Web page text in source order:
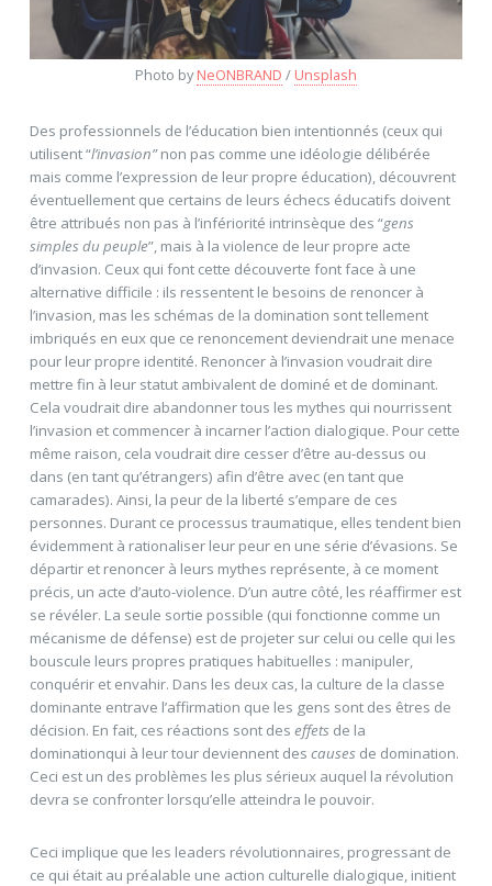
Photo byNeONBRAND / Unsplash
Des professionnels de l’éducation bien intentionnés (ceux qui
utilisent “l’invasion”non pas comme une idéologie délibérée
mais comme l’expression de leur propre éducation), découvrent
éventuellement que certains de leurs échecs éducatifs doivent
être attribués non pas à l’infériorité intrinsèque des “gens
simples du peuple”, mais à la violence de leur propre acte
d’invasion. Ceux qui font cette découverte font face à une
alternative difficile : ils ressentent le besoins de renoncer à
l’invasion, mas les schémas de la domination sont tellement
imbriqués en eux que ce renoncement deviendrait une menace
pour leur propre identité. Renoncer à l’invasion voudrait dire
mettre fin à leur statut ambivalent de dominé et de dominant.
Cela voudrait dire abandonner tous les mythes qui nourrissent
l’invasion et commencer à incarner l’action dialogique. Pour cette
même raison, cela voudrait dire cesser d’être au-dessus ou
dans (en tant qu’étrangers) afin d’être avec (en tant que
camarades). Ainsi, la peur de la liberté s’empare de ces
personnes. Durant ce processus traumatique, elles tendent bien
évidemment à rationaliser leur peur en une série d’évasions. Se
départir et renoncer à leurs mythes représente, à ce moment
précis, un acte d’auto-violence. D’un autre côté, les réaffirmer est
se révéler. La seule sortie possible (qui fonctionne comme un
mécanisme de défense) est de projeter sur celui ou celle qui les
bouscule leurs propres pratiques habituelles : manipuler,
conquérir et envahir. Dans les deux cas, la culture de la classe
dominante entrave l’affirmation que les gens sont des êtres de
décision. En fait, ces réactions sont des effets de la
dominationqui à leur tour deviennent des causes de domination.
Ceci est un des problèmes les plus sérieux auquel la révolution
devra se confronter lorsqu’elle atteindra le pouvoir.
Ceci implique que les leaders révolutionnaires, progressant de
ce qui était au préalable une action culturelle dialogique, initient